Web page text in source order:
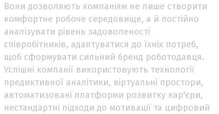
Вони дозволяють компаніям не лише створити
комфортне робоче середовище, а й постійно
аналізувати рівень задоволеності
співробітників, адаптуватися до їхніх потреб,
щоб сформувати сильний бренд роботодавця.
Успішні компанії використовують технології
предиктивної аналітики, віртуальні простори,
автоматизовані платформи розвитку кар'єри,
нестандартні підходи до мотивації та цифровий